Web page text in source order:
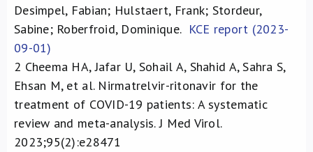
Desimpel, Fabian; Hulstaert, Frank; Stordeur,
Sabine; Roberfroid, Dominique. KCE report (2023-
09-01)
2 Cheema HA, Jafar U, Sohail A, Shahid A, Sahra S,
Ehsan M, et al. Nirmatrelvir-ritonavir for the
treatment of COVID-19 patients: A systematic
review and meta-analysis. J Med Virol.
2023;95(2):e28471